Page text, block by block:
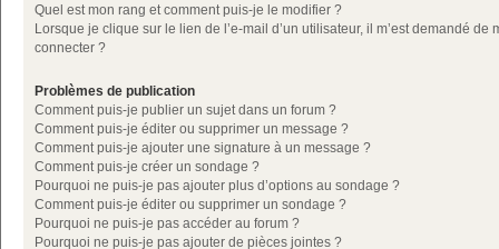
Quel est mon rang et comment puis-je le modifier ?
Lorsque je clique sur le lien de l’e-mail d’un utilisateur, il m’est demandé de
connecter ?
Problèmes de publication
Comment puis-je publier un sujet dans un forum ?
Comment puis-je éditer ou supprimer un message ?
Comment puis-je ajouter une signature à un message ?
Comment puis-je créer un sondage ?
Pourquoi ne puis-je pas ajouter plus d’options au sondage ?
Comment puis-je éditer ou supprimer un sondage ?
Pourquoi ne puis-je pas accéder au forum ?
Pourquoi ne puis-je pas ajouter de pièces jointes ?